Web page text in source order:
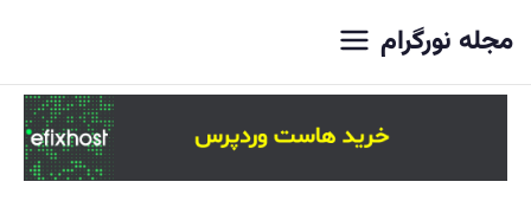
مجله نورگرام